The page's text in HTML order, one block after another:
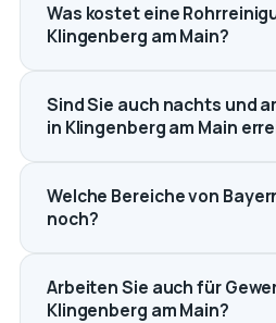
Was kostet eine
Klingenberg am Main?
Sind Sie auch nachts und
in Klingenberg am Main
Welche Bereiche von
noch?
Arbeiten Sie auch für
Klingenberg am Main?